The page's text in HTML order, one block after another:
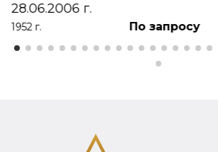
28.06.2006 г.
1952 г. По запросу